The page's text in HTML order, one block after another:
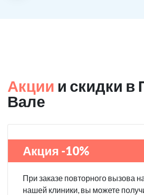
Акции и скидки в
Вале
Акция -10%
При заказе повторного вызова
нашей клиники, вы можете